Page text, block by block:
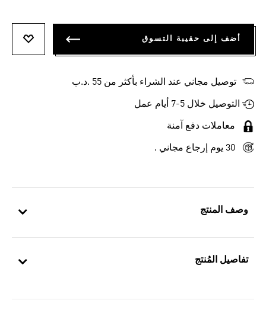
وصف المنتج
تفاصيل المُنتج
أضف إلى حقيبة التسوق
توصيل مجاني عند الشراء بأكثر من 55 .د.ب‎
التوصيل خلال 5-7 أيام عمل
معاملات دفع آمنة